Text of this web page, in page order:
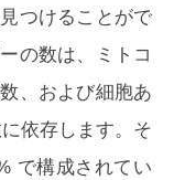
つけることがで
の数は、ミトコ
、および細胞あ
依存します。そ
で構成されてい